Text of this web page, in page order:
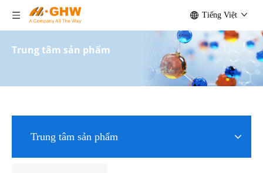
Tiếng Việt
Trung tâm sản phẩm
Trung tâm sản phẩm